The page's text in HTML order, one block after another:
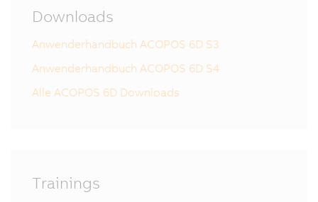
Downloads
Anwenderhandbuch ACOPOS 6D S3
Anwenderhandbuch ACOPOS 6D S4
Alle ACOPOS 6D Downloads
Trainings